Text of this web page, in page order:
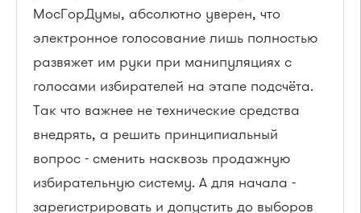
МосГорДумы, абсолютно уверен, что
электронное голосование лишь полностью
развяжет им руки при манипуляциях с
голосами избирателей на этапе подсчёта.
Так что важнее не технические средства
внедрять, а решить принципиальный
вопрос - сменить насквозь продажную
избирательную систему. А для начала -
зарегистрировать и допустить до выборов